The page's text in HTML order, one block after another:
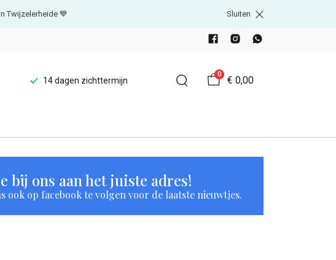
Twijzelerheide 💙 Sluiten
14 dagen zichttermijn
0
€ 0,00
bij ons aan het juiste adres!
ook op facebook te volgen voor de laatste nieuwtjes.